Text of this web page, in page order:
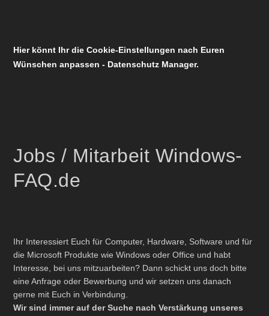
Hier könnt Ihr die Cookie-Einstellungen nach Euren
Wünschen anpassen - Datenschutz Manager.
Jobs / Mitarbeit Windows-
FAQ.de
Ihr Interessiert Euch für Computer, Hardware, Software und für
die Microsoft Produkte wie Windows oder Office und habt
Interesse, bei uns mitzuarbeiten? Dann schickt uns doch bitte
eine Anfrage oder Bewerbung und wir setzen uns danach
gerne mit Euch in Verbindung.
Wir sind immer auf der Suche nach Verstärkung unseres